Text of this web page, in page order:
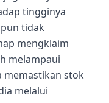
tingginya
tidak
mengklaim
melampaui
memastikan stok
melalui